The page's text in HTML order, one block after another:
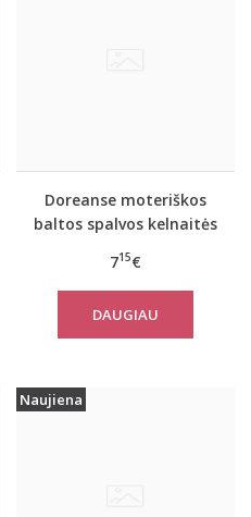
Doreanse moteriškos
baltos spalvos kelnaitės
715€
DAUGIAU
Naujiena